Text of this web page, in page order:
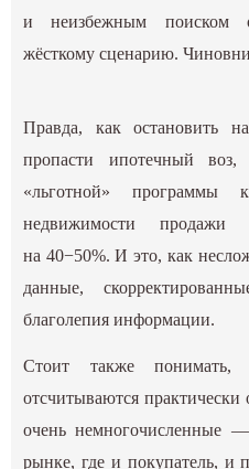
и неизбежным поиском
жёсткому сценарию.
Правда, как остановить
пропасти ипотечный
«льготной» программы
недвижимости продажи
на 40−50%. И это, как
данные,
благолепия информации.
Стоит также
отсчитываются
очень немногочисленные
рынке, где и покупатель, и